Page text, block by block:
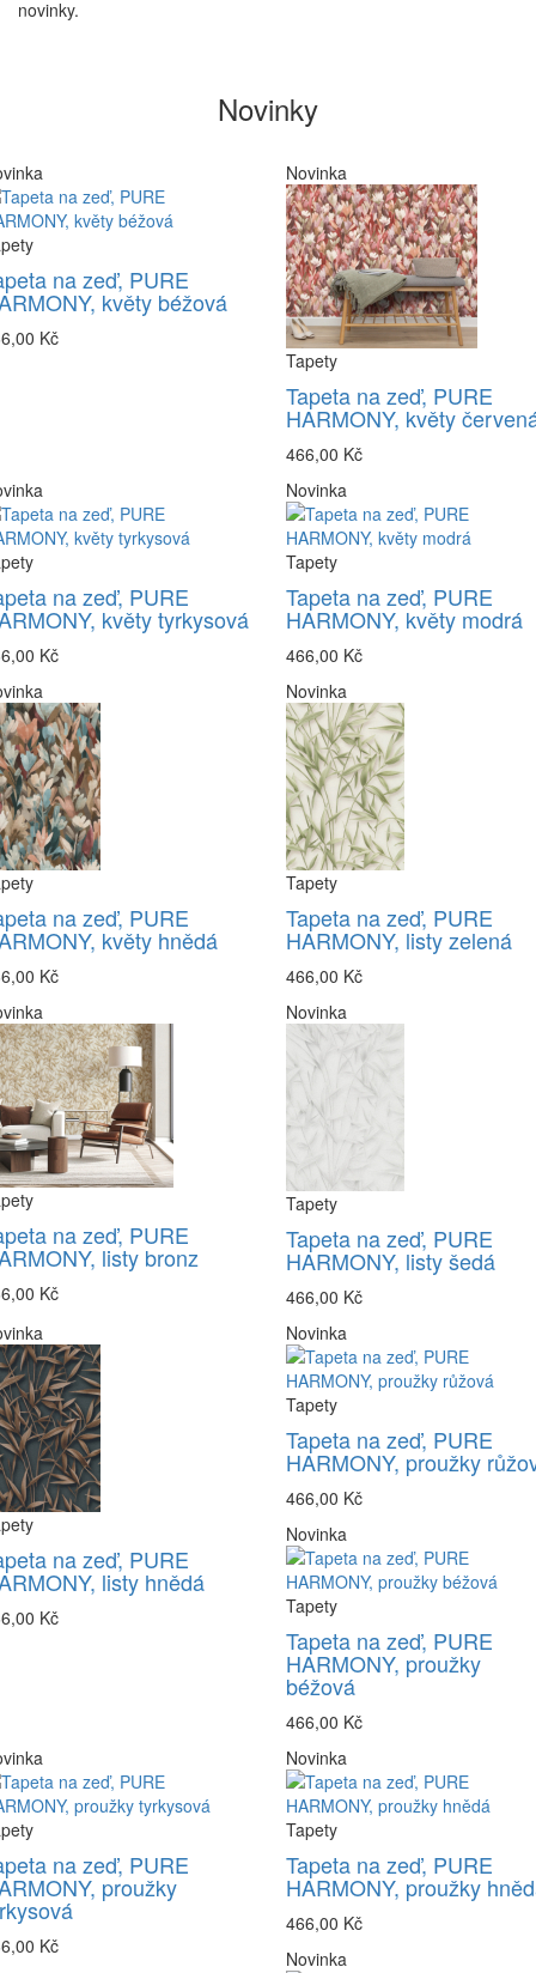
novinky.
Novinky
na zeď, PURE
květy béžová
Kč
Novinka
Tapety
Tapeta na zeď, PURE
HARMONY, květy
466,00 Kč
na zeď, PURE
květy tyrkysová
Kč
Novinka
Tapety
Tapeta na zeď, PURE
HARMONY, květy modrá
466,00 Kč
na zeď, PURE
květy hnědá
Kč
Novinka
Tapety
Tapeta na zeď, PURE
HARMONY, listy zelená
466,00 Kč
na zeď, PURE
listy bronz
Kč
Novinka
Tapety
Tapeta na zeď, PURE
HARMONY, listy šedá
466,00 Kč
na zeď, PURE
listy hnědá
Kč
Novinka
Tapety
Tapeta na zeď, PURE
HARMONY, proužky
466,00 Kč
Novinka
Tapety
Tapeta na zeď, PURE
HARMONY, proužky
béžová
466,00 Kč
na zeď, PURE
proužky
Kč
Novinka
Tapety
Tapeta na zeď, PURE
HARMONY, proužky
466,00 Kč
Novinka